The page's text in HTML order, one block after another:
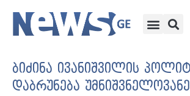
ბიძინა ივანიშვილის
დაბრუნება